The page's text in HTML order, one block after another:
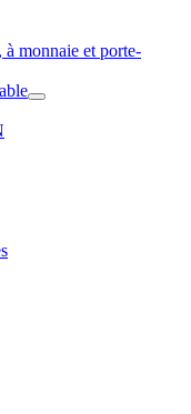
à monnaie et porte-